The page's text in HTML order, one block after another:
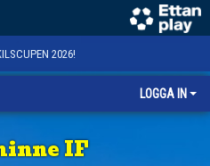
2026!
LOGGA IN
IF